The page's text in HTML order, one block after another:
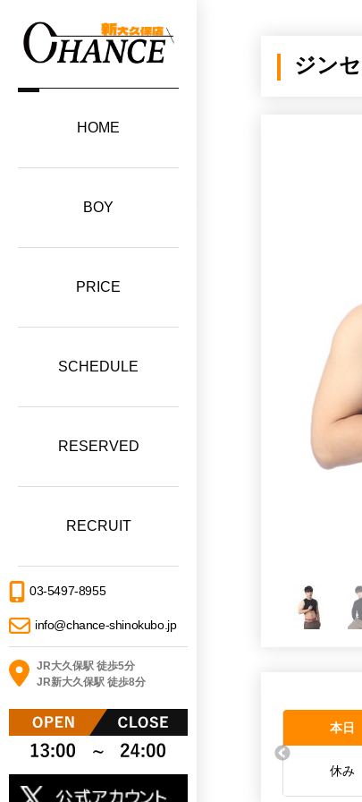
HOME
BOY
PRICE
SCHEDULE
RESERVED
RECRUIT
03-5497-8955
info@chance-shinokubo.jp
JR大久保駅 徒歩5分
JR新大久保駅 徒歩8分
ジン
本日
休み